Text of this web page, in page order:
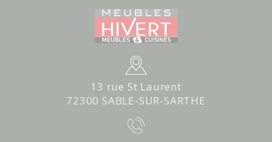
13 rue St Laurent
72300 SABLE-SUR-SARTHE